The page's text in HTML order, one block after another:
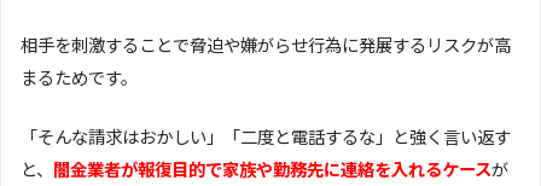
相手を刺激することで脅迫や嫌がらせ行為に発展するリスクが高
まるためです。
「そんな請求はおかしい」「二度と電話するな」と強く言い返す
と、 闇金業者が報復目的で家族や勤務先に連絡を入れるケースが